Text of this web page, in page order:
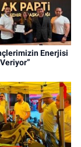
Enerjisi